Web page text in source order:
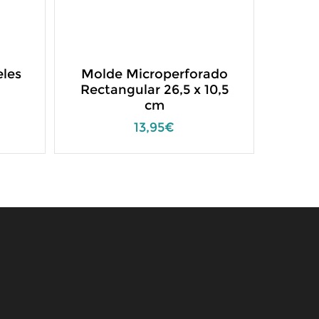
Molde Microperforado
Rectangular 26,5 x 10,5
cm
13,95€